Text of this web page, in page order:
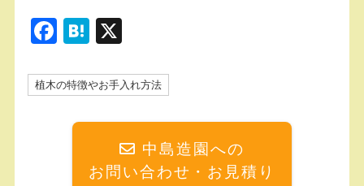
F
c
H
e
植木の特徴やお手入れ方法
中島造園への
お問い合わせ・お見積り